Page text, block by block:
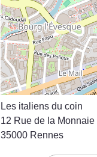
Les italiens du coin
12 Rue de la Monnaie
35000 Rennes